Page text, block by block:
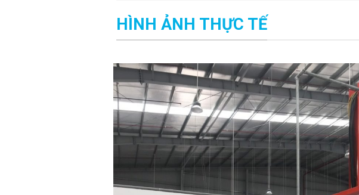
HÌNH ẢNH THỰC TẾ